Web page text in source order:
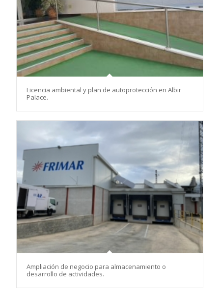
Licencia ambiental y plan de autoprotección en Albir
Palace.
Ampliación de negocio para almacenamiento o
desarrollo de actividades.